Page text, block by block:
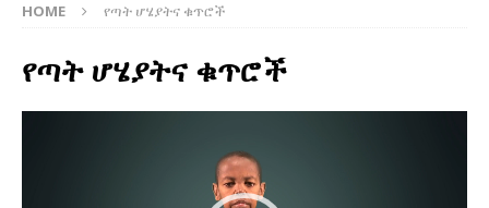
HOME የጣት ሆሄያትና ቁጥሮች
የጣት ሆሄያትና ቁጥሮች